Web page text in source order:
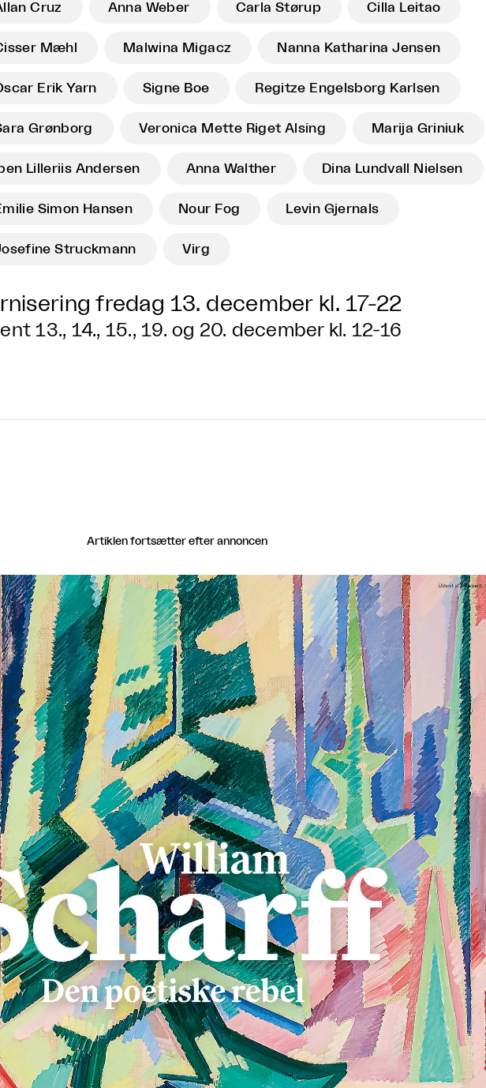
Cruz Anna Weber Carla Størup Cilla Leitao
Mæhl Malwina Migacz Nanna Katharina Jensen
Erik Yarn Signe Boe Regitze Engelsborg Karlsen
Grønborg Veronica Mette Riget Alsing Marija Griniuk
Lilleriis Andersen Anna Walther Dina Lundvall Nielsen
Simon Hansen Nour Fog Levin Gjernals
Struckmann Virg
fredag 13. december kl. 17-22
13., 14., 15., 19. og 20. december kl. 12-16
Artiklen fortsætter efter annoncen